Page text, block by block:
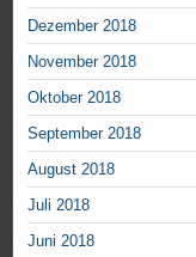
Dezember 2018
November 2018
Oktober 2018
September 2018
August 2018
Juli 2018
Juni 2018